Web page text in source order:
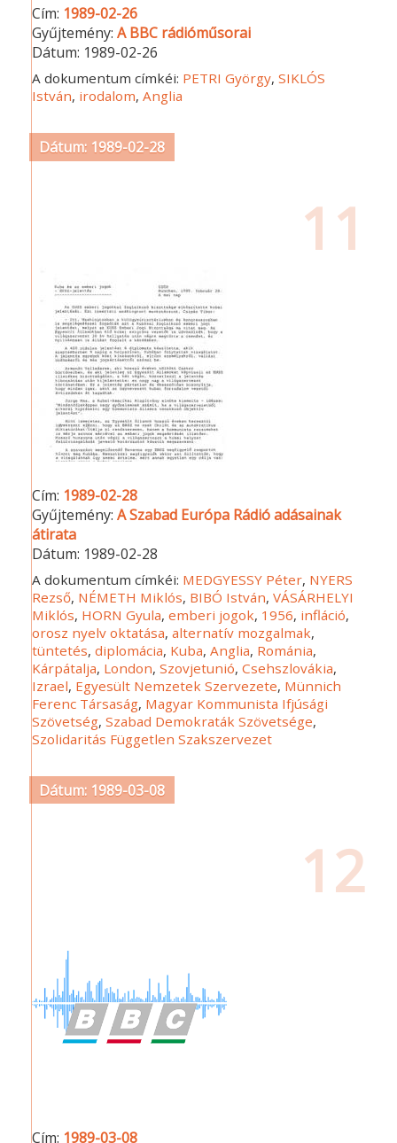
Cím: 1989-02-26
Gyűjtemény:A BBC rádióműsorai
Dátum: 1989-02-26
A dokumentum címkéi: PETRI György,SIKLÓS
István, irodalom,Anglia
Dátum: 1989-02-28
11
Cím: 1989-02-28
Gyűjtemény:A Szabad Európa Rádió adásainak
átirata
Dátum: 1989-02-28
A dokumentum címkéi: MEDGYESSY Péter, NYERS
Rezső, NÉMETH Miklós, BIBÓ István,VÁSÁRHELYI
Miklós, HORN Gyula,emberi jogok, 1956, infláció,
orosz nyelv oktatása,alternatív mozgalmak,
tüntetés,diplomácia, Kuba,Anglia, Románia,
Kárpátalja, London,Szovjetunió,Csehszlovákia,
Izrael, Egyesült Nemzetek Szervezete, Münnich
Ferenc Társaság, Magyar Kommunista Ifjúsági
Szövetség,Szabad Demokraták Szövetsége,
Szolidaritás Független Szakszervezet
Dátum: 1989-03-08
12
Cím: 1989-03-08